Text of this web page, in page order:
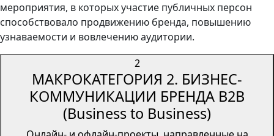
мероприятия, в которых участие публичных персон
способствовало продвижению бренда, повышению
узнаваемости и вовлечению аудитории.
2
МАКРОКАТЕГОРИЯ 2. БИЗНЕС-
КОММУНИКАЦИИ БРЕНДА B2B
(Business to Business)